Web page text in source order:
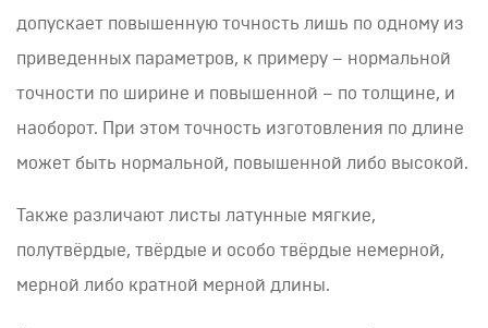
допускает повышенную точность лишь по одному из
приведенных параметров, к примеру – нормальной
точности по ширине и повышенной – по толщине, и
наоборот. При этом точность изготовления по длине
может быть нормальной, повышенной либо высокой.
Также различают листы латунные мягкие,
полутвёрдые, твёрдые и особо твёрдые немерной,
мерной либо кратной мерной длины.